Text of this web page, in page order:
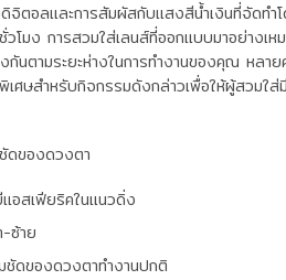
จิตอลและการสัมผัสกับแสงสีน้ำเงินที่จัดท
ง การสวมใส่เลนส์ที่ออกแบบมาอย่างเห
นตามระยะห่างในการทำงานของคุณ หลา
ศษสำหรับกิจกรรมดังกล่าวเพื่อให้ผู้สวมใ
ดของดวงตา
อสเฟียริคในแนวดิ่ง
ซ้าย
ชัดของดวงตาทำงานปกติ